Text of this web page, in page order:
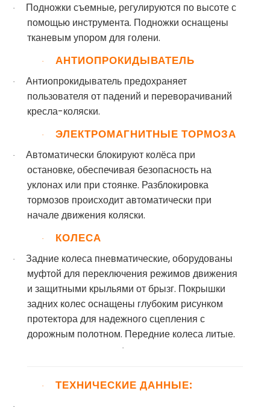
·
Подножки съемные, регулируются по высоте с
помощью инструмента. Подножки оснащены
тканевым упором для голени.
· АНТИОПРОКИДЫВАТЕЛЬ
·
Антиопрокидыватель предохраняет
пользователя от падений и переворачиваний
кресла-коляски.
· ЭЛЕКТРОМАГНИТНЫЕ ТОРМОЗА
·
Автоматически блокируют колёса при
остановке, обеспечивая безопасность на
уклонах или при стоянке. Разблокировка
тормозов происходит автоматически при
начале движения коляски.
· КОЛЕСА
·
Задние колеса пневматические, оборудованы
муфтой для переключения режимов движения
и защитными крыльями от брызг. Покрышки
задних колес оснащены глубоким рисунком
протектора для надежного сцепления с
дорожным полотном. Передние колеса литые.
·
· ТЕХНИЧЕСКИЕ ДАННЫЕ:
·